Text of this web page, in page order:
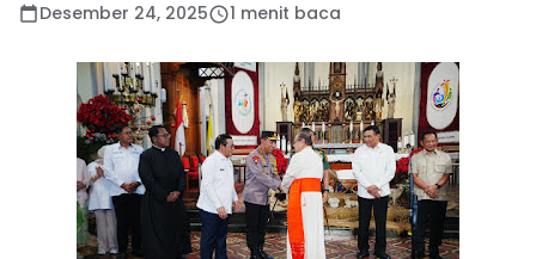
Desember 24, 2025 1 menit baca